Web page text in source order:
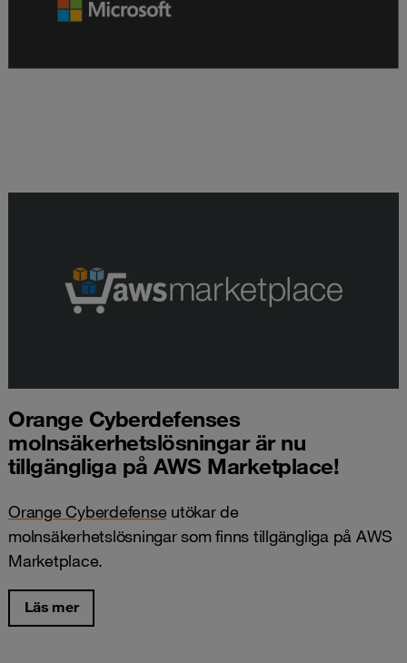
Orange Cyberdefenses
molnsäkerhetslösningar är nu
tillgängliga på AWS Marketplace!
Orange Cyberdefenseutökar de
molnsäkerhetslösningar som finns tillgängliga på AWS
Marketplace.
Läs mer